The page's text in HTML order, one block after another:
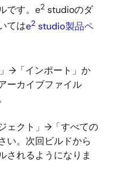
です。e2 studioのダ
てはe2 studio製品ペ
→「インポート」か
ーカイブファイル
ェクト」→「すべての
い。次回ビルドから
されるようになりま